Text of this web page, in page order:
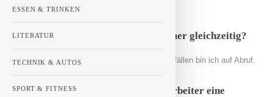
Charakter.
Wie viele Mitarbeiter arbeiten immer gleichzeitig?
Wir sind immer doppelt besetzt. Bei Problemfällen bin ich auf Abruf.
Brauchen die ehrenamtlichen Mitarbeiter eine
ESSEN & TRINKEN
LITERATUR
TECHNIK & AUTOS
SPORT & FITNESS